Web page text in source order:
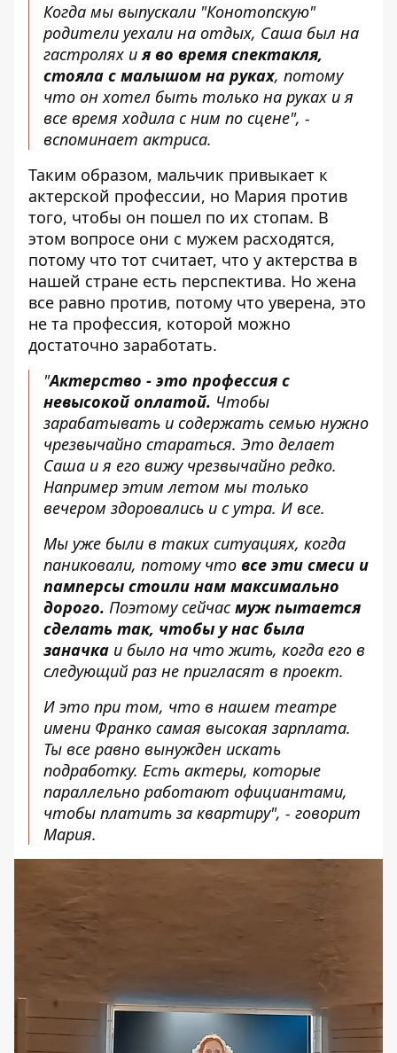
Когда мы выпускали "Конотопскую"
родители уехали на отдых, Саша был на
гастролях ия во время спектакля,
стояла с малышом на руках, потому
что он хотел быть только на руках и я
все время ходила с ним по сцене", -
вспоминает актриса.
Таким образом, мальчик привыкает к
актерской профессии, но Мария против
того, чтобы он пошел по их стопам. В
этом вопросе они с мужем расходятся,
потому что тот считает, что у актерства в
нашей стране есть перспектива. Но жена
все равно против, потому что уверена, это
не та профессия, которой можно
достаточно заработать.
"Актерство - это профессия с
невысокой оплатой. Чтобы
зарабатывать и содержать семью нужно
чрезвычайно стараться. Это делает
Саша и я его вижу чрезвычайно редко.
Например этим летом мы только
вечером здоровались и с утра. И все.
Мы уже были в таких ситуациях, когда
паниковали, потому что все эти смеси и
памперсы стоили нам максимально
дорого. Поэтому сейчасмуж пытается
сделать так, чтобы у нас была
заначка и было на что жить, когда его в
следующий раз не пригласят в проект.
И это при том, что в нашем театре
имени Франко самая высокая зарплата.
Ты все равно вынужден искать
подработку. Есть актеры, которые
параллельно работают официантами,
чтобы платить за квартиру", - говорит
Мария.